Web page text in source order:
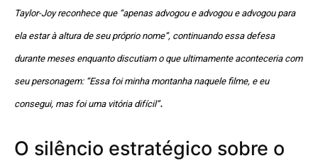
Taylor-Joy reconhece que “apenas advogou e advogou e advogou para
ela estar à altura de seu próprio nome”, continuando essa defesa
durante meses enquanto discutiam o que ultimamente aconteceria com
seu personagem: “Essa foi minha montanha naquele filme, e eu
consegui, mas foi uma vitória difícil”.
O silêncio estratégico sobre o